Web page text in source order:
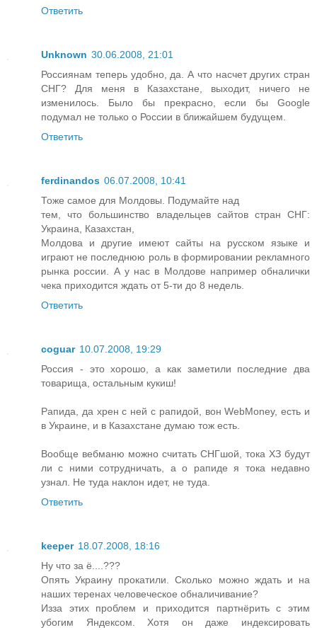
Ответить
Unknown 30.06.2008, 21:01
Россиянам теперь удобно, да. А что насчет других стран
СНГ? Для меня в Казахстане, выходит, ничего не
изменилось. Было бы прекрасно, если бы Google
подумал не только о России в ближайшем будущем.
Ответить
ferdinandos 06.07.2008, 10:41
Тоже самое для Молдовы. Подумайте над
тем, что большинство владельцев сайтов стран СНГ:
Украина, Казахстан,
Молдова и другие имеют сайты на русском языке и
играют не последнюю роль в формировании рекламного
рынка россии. А у нас в Молдове например обналички
чека приходится ждать от 5-ти до 8 недель.
Ответить
coguar 10.07.2008, 19:29
Россия - это хорошо, а как заметили последние два
товарища, остальным кукиш!
Рапида, да хрен с ней с рапидой, вон WebMoney, есть и
в Украине, и в Казахстане думаю тож есть.
Вообще вебманю можно считать СНГшой, тока ХЗ будут
ли с ними сотрудничать, а о рапиде я тока недавно
узнал. Не туда наклон идет, не туда.
Ответить
keeper 18.07.2008, 18:16
Ну что за ё....???
Опять Украину прокатили. Сколько можно ждать и на
наших теренах человеческое обналичивание?
Изза этих проблем и приходится партнёрить с этим
убогим Яндексом. Хотя он даже индексировать